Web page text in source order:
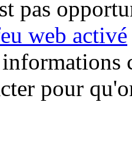
pas
web activé
pour